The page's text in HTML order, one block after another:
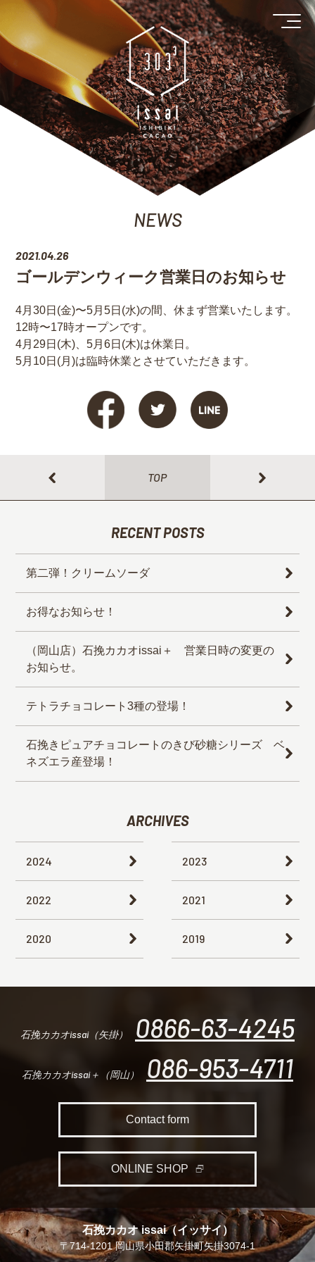
NEWS
2021.04.26
ゴールデンウィーク営業日のお知らせ
4月30日(金)〜5月5日(水)の間、休まず営業いたします。
12時〜17時オープンです。
4月29日(木)、5月6日(木)は休業日。
5月10日(月)は臨時休業とさせていただきます。
TOP
RECENT POSTS
第二弾！クリームソーダ
お得なお知らせ！
（岡山店）石挽カカオissai＋ 営業日時の変更の
お知らせ。
テトラチョコレート3種の登場！
石挽きピュアチョコレートのきび砂糖シリーズ ベ
ネズエラ産登場！
ARCHIVES
2024 2023
2022 2021
2020 2019
石挽カカオissai（矢掛） 0866-63-4245
石挽カカオissai＋（岡山） 086-953-4711
Contact form
ONLINE SHOP
石挽カカオ issai（イッサイ）
〒714-1201 岡山県小田郡矢掛町矢掛3074-1